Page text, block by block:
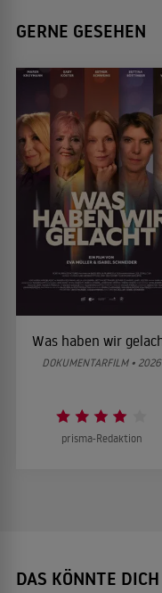
GERNE GESEHEN
Was haben wir
DOKUMENTARFILM • 2026
prisma-Redaktion
DAS KÖNNTE